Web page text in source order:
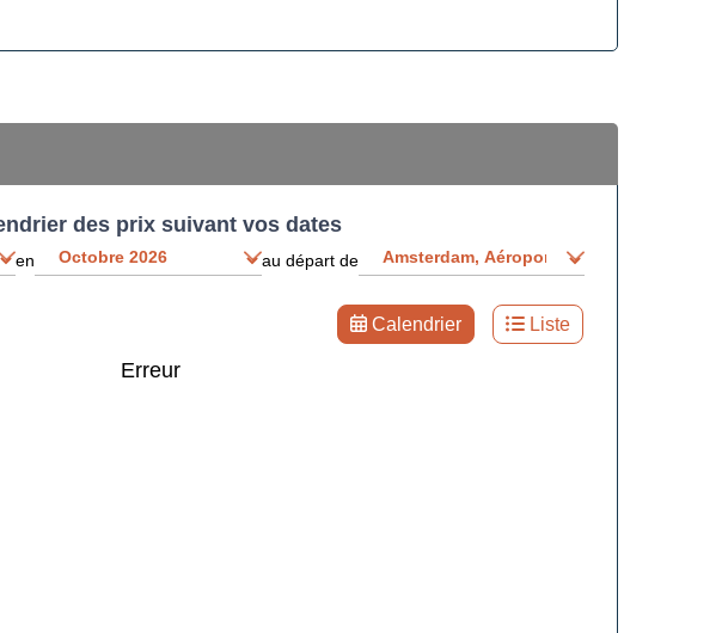
des prix suivant vos dates
en au départ de
Calendrier Liste
Erreur